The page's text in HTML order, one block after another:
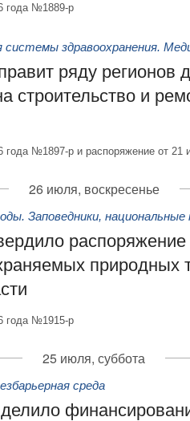
года №1889-р
системы здравоохранения.
ряду регионов
строительство и
года №1897-р и распоряжение от
26 июля, воскресенье
Заповедники, национальные
природных
года №1915-р
25 июля, суббота
среда